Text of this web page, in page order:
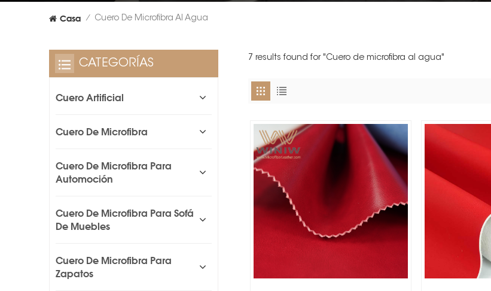
Casa / Cuero De Microfibra Al Agua
7 results found for "Cuero de microfibra al agua"
CATEGORÍAS
Cuero Artificial
Cuero De Microfibra
Cuero De Microfibra Para
Automoción
Cuero De Microfibra Para Sofá
De Muebles
Cuero De Microfibra Para
Zapatos